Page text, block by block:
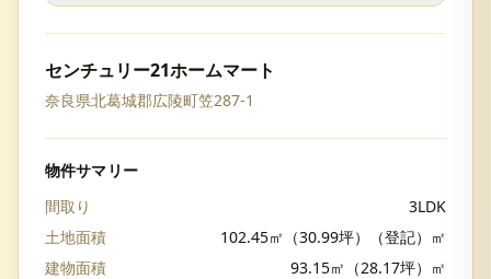
センチュリー21ホームマート
奈良県北葛城郡広陵町笠287-1
物件サマリー
間取り
3LDK
土地面積
102.45㎡（30.99坪）（登記）㎡
建物面積
93.15㎡（28.17坪）㎡